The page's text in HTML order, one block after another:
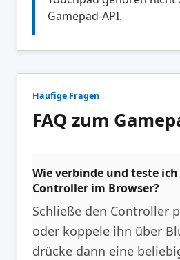
Gamepad-API.
Häufige Fragen
FAQ zum
Wie verbinde und teste
Controller im Browser?
Schließe den Controller
oder koppele ihn über
drücke dann eine